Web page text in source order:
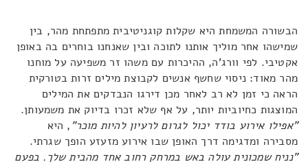
הבשורה המשמחת היא שקלות קוגניטיבית מתפתחת מהר, בין
שמישהו אחר מוליך אותנו לתוכה ובין שאנחנו בוחרים בה באופן
אקטיבי. לפי וורג'ה, ההיכרות עם משהו זר משפיעה על מוחנו
מהר מאוד: ניסוי שחשף אנשים לקבוצת מילים זרות בטורקית
הראה כי זמן לא רב לאחר מכן דירגו הנבדקים את המילים
המוצגות כחיוביות יותר, על אף שלא זכרו בדיוק את משמעותן.
"אפילו אירוע בודד יכול לגרום לרעיון להיות מוכר", היא
מסבירה ומדגימה דרך האופן שבו אירוע מזעזע הופך שגרתי.
"נניח שמכונית עולה באש במרחק רחוב אחד מהבית שלך. בפעם